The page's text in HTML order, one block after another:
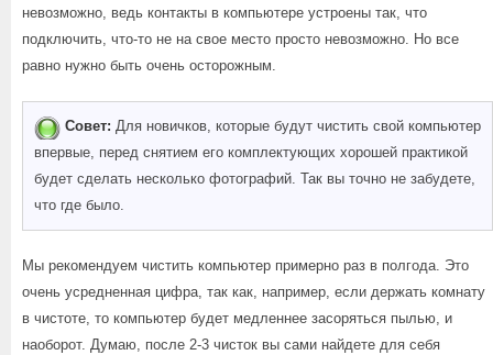
невозможно, ведь контакты в компьютере устроены так, что
подключить, что-то не на свое место просто невозможно. Но все
равно нужно быть очень осторожным.
Совет: Для новичков, которые будут чистить свой компьютер
впервые, перед снятием его комплектующих хорошей практикой
будет сделать несколько фотографий. Так вы точно не забудете,
что где было.
Мы рекомендуем чистить компьютер примерно раз в полгода. Это
очень усредненная цифра, так как, например, если держать комнату
в чистоте, то компьютер будет медленнее засоряться пылью, и
наоборот. Думаю, после 2-3 чисток вы сами найдете для себя